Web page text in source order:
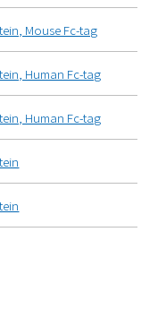
Mouse Fc-tag
Human Fc-tag
Human Fc-tag